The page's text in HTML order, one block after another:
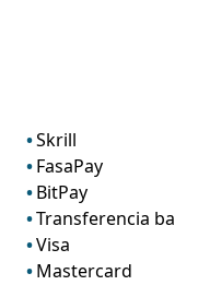
Skrill
FasaPay
BitPay
Transferencia
Visa
Mastercard